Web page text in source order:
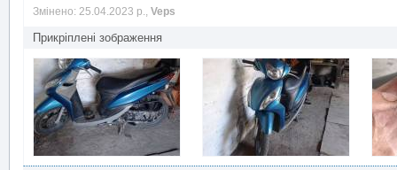
Змінено: 25.04.2023 р., Veps
Прикріплені зображення